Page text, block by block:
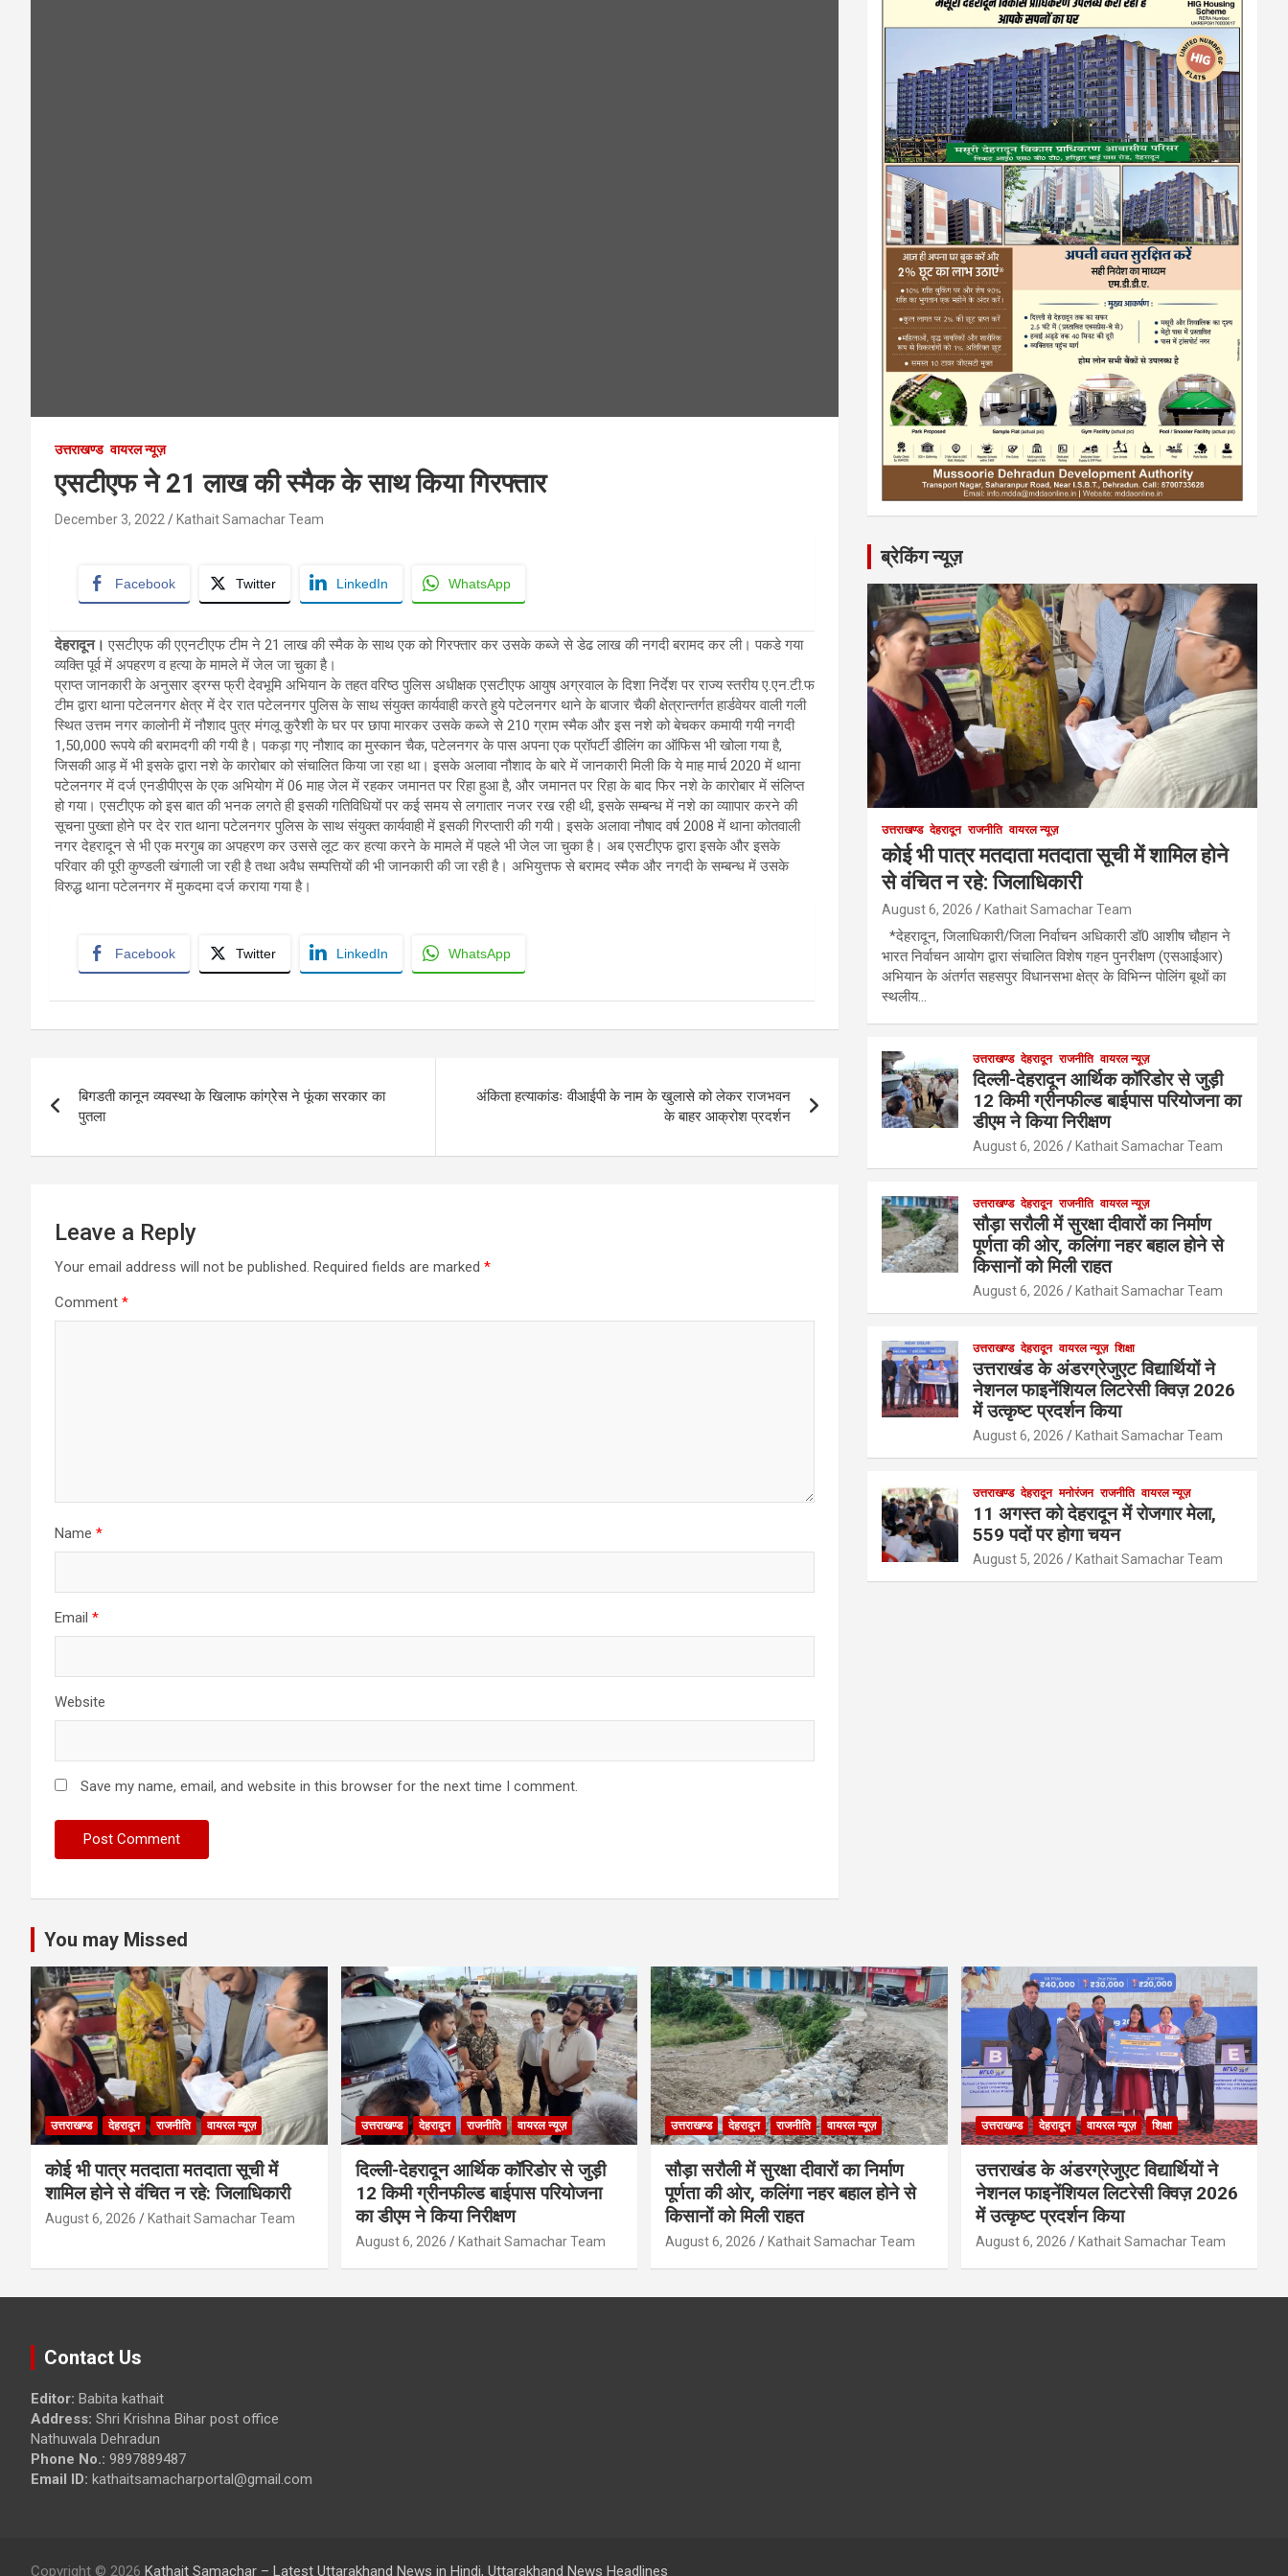
उत्तराखण्ड वायरल न्यूज़
एसटीएफ ने 21 लाख की स्मैक के साथ किया गिरफ्तार
December 3, 2022 Kathait Samachar Team
Facebook Twitter LinkedIn WhatsApp
देहरादून। एसटीएफ की एएनटीएफ टीम ने 21 लाख की स्मैक के साथ एक को गिरफ्तार कर उसके कब्जे से डेढ लाख की नगदी बरामद कर ली। पकडे गया
व्यक्ति पूर्व में अपहरण व हत्या के मामले में जेल जा चुका है।
प्राप्त जानकारी के अनुसार ड्रग्स फ्री देवभूमि अभियान के तहत वरिष्ठ पुलिस अधीक्षक एसटीएफ आयुष अग्रवाल के दिशा निर्देश पर राज्य स्तरीय ए.एन.टी.फ
टीम द्वारा थाना पटेलनगर क्षेत्र में देर रात पटेलनगर पुलिस के साथ संयुक्त कार्यवाही करते हुये पटेलनगर थाने के बाजार चैकी क्षेत्रान्तर्गत हार्डवेयर वाली गली
स्थित उत्तम नगर कालोनी में नौशाद पुत्र मंगलू कुरैशी के घर पर छापा मारकर उसके कब्जे से 210 ग्राम स्मैक और इस नशे को बेचकर कमायी गयी नगदी
1,50,000 रूपये की बरामदगी की गयी है। पकड़ा गए नौशाद का मुस्कान चैक, पटेलनगर के पास अपना एक प्रॉपर्टी डीलिंग का ऑफिस भी खोला गया है,
जिसकी आड़ में भी इसके द्वारा नशे के कारोबार को संचालित किया जा रहा था। इसके अलावा नौशाद के बारे में जानकारी मिली कि ये माह मार्च 2020 में थाना
पटेलनगर में दर्ज एनडीपीएस के एक अभियोग में 06 माह जेल में रहकर जमानत पर रिहा हुआ है, और जमानत पर रिहा के बाद फिर नशे के कारोबार में संलिप्त
हो गया। एसटीएफ को इस बात की भनक लगते ही इसकी गतिविधियों पर कई समय से लगातार नजर रख रही थी, इसके सम्बन्ध में नशे का व्याापार करने की
सूचना पुख्ता होने पर देर रात थाना पटेलनगर पुलिस के साथ संयुक्त कार्यवाही में इसकी गिरप्तारी की गयी। इसके अलावा नौषाद वर्ष 2008 में थाना कोतवाली
नगर देहरादून से भी एक मरगुब का अपहरण कर उससे लूट कर हत्या करने के मामले में पहले भी जेल जा चुका है। अब एसटीएफ द्वारा इसके और इसके
परिवार की पूरी कुण्डली खंगाली जा रही है तथा अवैध सम्पत्तियों की भी जानकारी की जा रही है। अभियुत्तफ से बरामद स्मैक और नगदी के सम्बन्ध में उसके
विरुद्ध थाना पटेलनगर में मुकदमा दर्ज कराया गया है।
Facebook Twitter LinkedIn WhatsApp
navigation
बिगडती कानून व्यवस्था के खिलाफ कांग्रेेस ने फूंका सरकार का
पुतला
अंकिता हत्याकांडः वीआईपी के नाम के खुलासे को लेकर राजभवन
के बाहर आक्रोश प्रदर्शन
Leave a Reply
Your email address will not be published. Required fields are marked *
Comment *
Name *
Email *
Website
Save my name, email, and website in this browser for the next time I comment.
ब्रेकिंग न्यूज़
उत्तराखण्ड देहरादून राजनीति वायरल न्यूज़
कोई भी पात्र मतदाता मतदाता सूची में शामिल होने
से वंचित न रहे: जिलाधिकारी
August 6, 2026 Kathait Samachar Team
*देहरादून, जिलाधिकारी/जिला निर्वाचन अधिकारी डॉ0 आशीष चौहान ने
भारत निर्वाचन आयोग द्वारा संचालित विशेष गहन पुनरीक्षण (एसआईआर)
अभियान के अंतर्गत सहसपुर विधानसभा क्षेत्र के विभिन्न पोलिंग बूथों का
स्थलीय…
उत्तराखण्ड देहरादून राजनीति वायरल न्यूज़
दिल्ली-देहरादून आर्थिक कॉरिडोर से जुड़ी
12 किमी ग्रीनफील्ड बाईपास परियोजना का
डीएम ने किया निरीक्षण
August 6, 2026 Kathait Samachar Team
उत्तराखण्ड देहरादून राजनीति वायरल न्यूज़
सौड़ा सरौली में सुरक्षा दीवारों का निर्माण
पूर्णता की ओर, कलिंगा नहर बहाल होने से
किसानों को मिली राहत
August 6, 2026 Kathait Samachar Team
उत्तराखण्ड देहरादून वायरल न्यूज़ शिक्षा
उत्तराखंड के अंडरग्रेजुएट विद्यार्थियों ने
नेशनल फाइनेंशियल लिटरेसी क्विज़ 2026
में उत्कृष्ट प्रदर्शन किया
August 6, 2026 Kathait Samachar Team
उत्तराखण्ड देहरादून मनोरंजन राजनीति वायरल न्यूज़
11 अगस्त को देहरादून में रोजगार मेला,
559 पदों पर होगा चयन
August 5, 2026 Kathait Samachar Team
You may Missed
उत्तराखण्ड देहरादून राजनीति वायरल न्यूज़
कोई भी पात्र मतदाता मतदाता सूची में
शामिल होने से वंचित न रहे: जिलाधिकारी
August 6, 2026 Kathait Samachar Team
उत्तराखण्ड देहरादून राजनीति वायरल न्यूज़
दिल्ली-देहरादून आर्थिक कॉरिडोर से जुड़ी
12 किमी ग्रीनफील्ड बाईपास परियोजना
का डीएम ने किया निरीक्षण
August 6, 2026 Kathait Samachar Team
उत्तराखण्ड देहरादून राजनीति वायरल न्यूज़
सौड़ा सरौली में सुरक्षा दीवारों का निर्माण
पूर्णता की ओर, कलिंगा नहर बहाल होने से
किसानों को मिली राहत
August 6, 2026 Kathait Samachar Team
उत्तराखण्ड देहरादून वायरल न्यूज़ शिक्षा
उत्तराखंड के अंडरग्रेजुएट विद्यार्थियों ने
नेशनल फाइनेंशियल लिटरेसी क्विज़ 2026
में उत्कृष्ट प्रदर्शन किया
August 6, 2026 Kathait Samachar Team
Contact Us
Editor: Babita kathait
Address: Shri Krishna Bihar post office
Nathuwala Dehradun
Phone No.: 9897889487
Email ID: kathaitsamacharportal@gmail.com
Copyright © 2026 Kathait Samachar – Latest Uttarakhand News in Hindi, Uttarakhand News Headlines